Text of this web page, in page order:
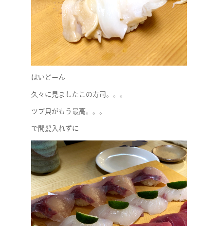
はいどーん
久々に見ましたこの寿司。。。
ツブ貝がもう最高。。。
で間髪入れずに